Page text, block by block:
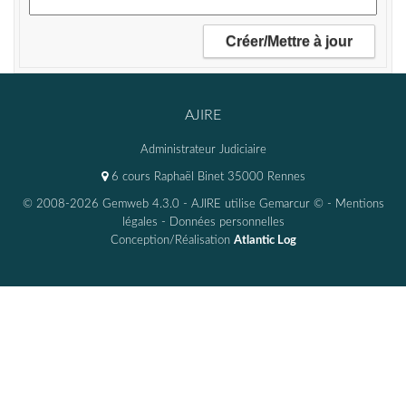
AJIRE
Administrateur Judiciaire
6 cours Raphaël Binet 35000 Rennes
© 2008-2026 Gemweb 4.3.0 - AJIRE utilise Gemarcur © - Mentions
légales - Données personnelles
Conception/Réalisation Atlantic Log